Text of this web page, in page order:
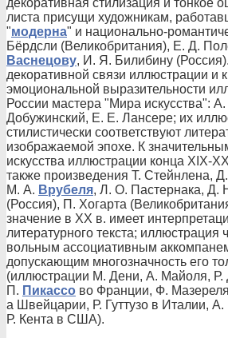
декоративная стилизация и тонкое
листа присущи художникам,
"модерна" и национально-
Бёрдсли (Великобритания), Е. Д.
Васнецову, И. Я. Билибину
декоративной связи иллюстрации и
эмоциональной выразительности
России мастера "Мира искусства":
Добужинский, Е. Е. Лансере; их
стилистически соответствуют
изображаемой эпохе. К
искусства иллюстрации конца XIX-
также произведения Т. Стейнлена,
М. А. Врубеля, Л. О. Пастернака, Д.
(Россия), П. Хогарта
значение в XX в. имеет
литературного текста; иллюстрация
вольным ассоциативным
допускающим многозначность его
(иллюстрации М. Дени, А. Майоля,
П. Пикассо во Франции, Ф.
а Швейцарии, Р. Гуттузо в Италии, А.
Р. Кента в США).